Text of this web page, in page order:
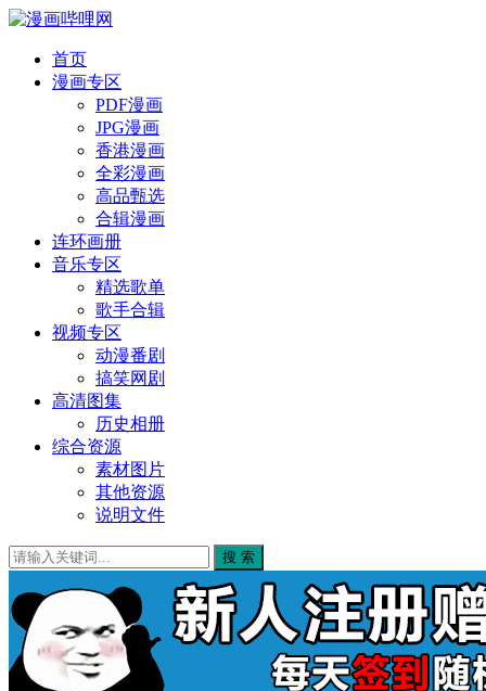
首页
漫画专区
PDF漫画
JPG漫画
香港漫画
全彩漫画
高品甄选
合辑漫画
连环画册
音乐专区
精选歌单
歌手合辑
视频专区
动漫番剧
搞笑网剧
高清图集
历史相册
综合资源
素材图片
其他资源
说明文件
搜 索